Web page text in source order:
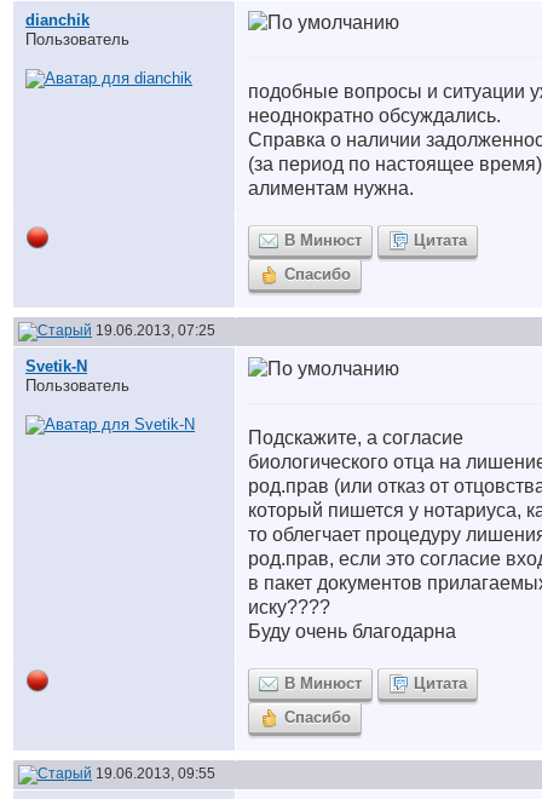
dianchik
Пользователь
подобные вопросы и ситуации
неоднократно обсуждались.
Справка о наличии
(за период по настоящее
алиментам нужна.
В Минюст
Цитата
Спасибо
19.06.2013, 07:25
Svetik-N
Пользователь
Подскажите, а согласие
биологического отца на
род.прав (или отказ от
который пишется у нотариуса,
то облегчает процедуру
род.прав, если это согласие
в пакет документов
иску????
Буду очень благодарна
В Минюст
Цитата
Спасибо
19.06.2013, 09:55